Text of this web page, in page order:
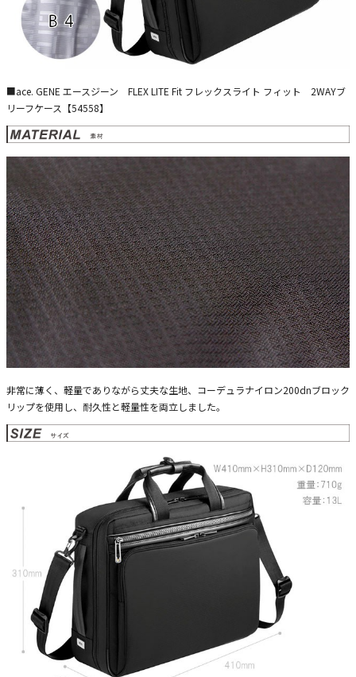
■ace. GENE エースジーン FLEX LITE Fit フレックスライト フィット 2WAYブ
リーフケース【54558】
非常に薄く、軽量でありながら丈夫な生地、コーデュラナイロン200dnブロック
リップを使用し、耐久性と軽量性を両立しました。